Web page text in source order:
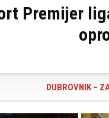
Premijer
DUBROVNIK –